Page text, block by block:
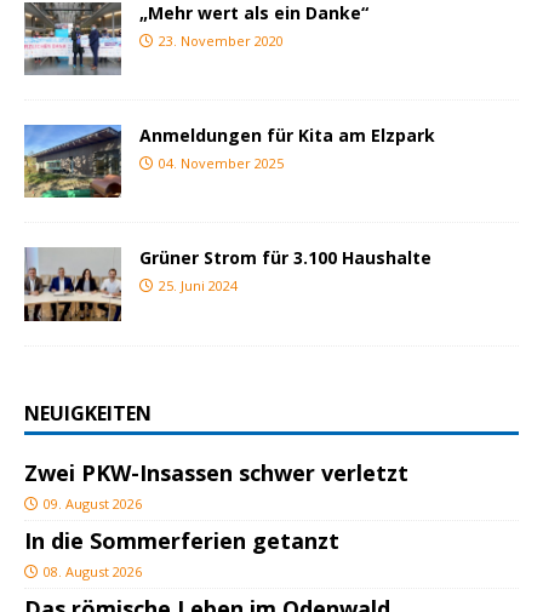
„Mehr wert als ein Danke“
23. November 2020
Anmeldungen für Kita am Elzpark
04. November 2025
Grüner Strom für 3.100 Haushalte
25. Juni 2024
NEUIGKEITEN
Zwei PKW-Insassen schwer verletzt
09. August 2026
In die Sommerferien getanzt
08. August 2026